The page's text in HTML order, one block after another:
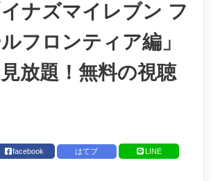
ナズマイレブン フ
フロンティア編」
放題！無料の視聴
facebook はてブ LINE